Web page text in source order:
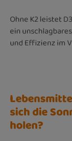
Ohne K2 leistet
ein
und Effizienz im
sich die
holen?